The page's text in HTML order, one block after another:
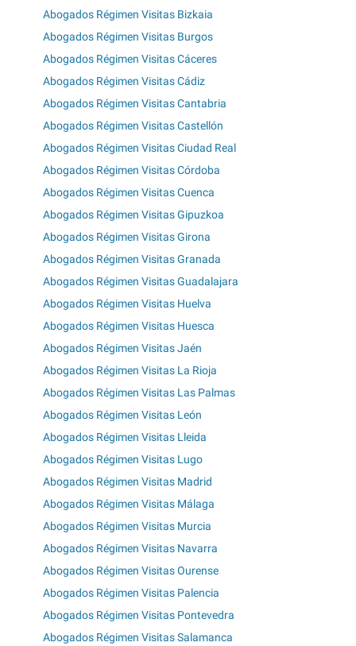
Abogados Régimen Visitas Bizkaia
Abogados Régimen Visitas Burgos
Abogados Régimen Visitas Cáceres
Abogados Régimen Visitas Cádiz
Abogados Régimen Visitas Cantabria
Abogados Régimen Visitas Castellón
Abogados Régimen Visitas Ciudad Real
Abogados Régimen Visitas Córdoba
Abogados Régimen Visitas Cuenca
Abogados Régimen Visitas Gipuzkoa
Abogados Régimen Visitas Girona
Abogados Régimen Visitas Granada
Abogados Régimen Visitas Guadalajara
Abogados Régimen Visitas Huelva
Abogados Régimen Visitas Huesca
Abogados Régimen Visitas Jaén
Abogados Régimen Visitas La Rioja
Abogados Régimen Visitas Las Palmas
Abogados Régimen Visitas León
Abogados Régimen Visitas Lleida
Abogados Régimen Visitas Lugo
Abogados Régimen Visitas Madrid
Abogados Régimen Visitas Málaga
Abogados Régimen Visitas Murcia
Abogados Régimen Visitas Navarra
Abogados Régimen Visitas Ourense
Abogados Régimen Visitas Palencia
Abogados Régimen Visitas Pontevedra
Abogados Régimen Visitas Salamanca